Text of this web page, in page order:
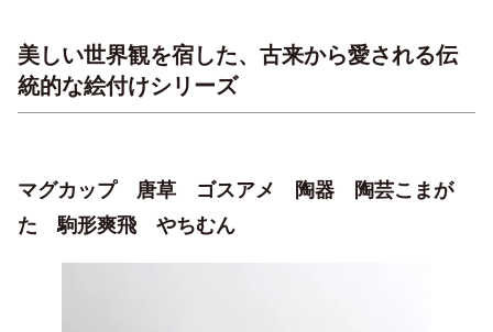
美しい世界観を宿した、古来から愛される伝
統的な絵付けシリーズ
マグカップ 唐草 ゴスアメ 陶器 陶芸こまが
た 駒形爽飛 やちむん